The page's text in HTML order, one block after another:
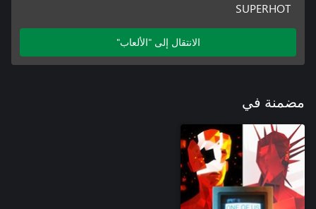
SUPERHOT
الانتقال إلى "الألعاب"
مضمنة في